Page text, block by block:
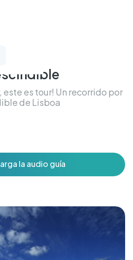
es tour! Un recorrido por
de Lisboa
la audio guía